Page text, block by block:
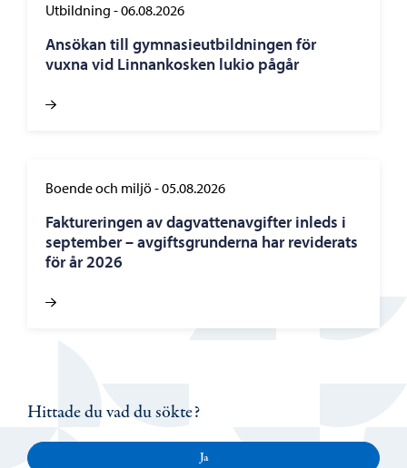
Utbildning -06.08.2026
Ansökan till gymnasieutbildningen för
vuxna vid Linnankosken lukio pågår
Boende och miljö-05.08.2026
Faktureringen av dagvattenavgifter inleds i
september – avgiftsgrunderna har reviderats
för år 2026
Hittade du vad du sökte?
Ja